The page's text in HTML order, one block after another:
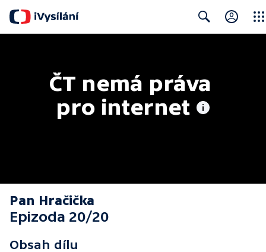
ČT nemá práva
pro internet
Pan Hračička
Epizoda 20/20
Obsah dílu